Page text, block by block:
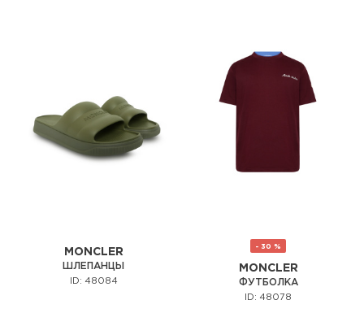
MONCLER
ШЛЕПАНЦЫ
ID: 48084
- 30 %
MONCLER
ФУТБОЛКА
ID: 48078